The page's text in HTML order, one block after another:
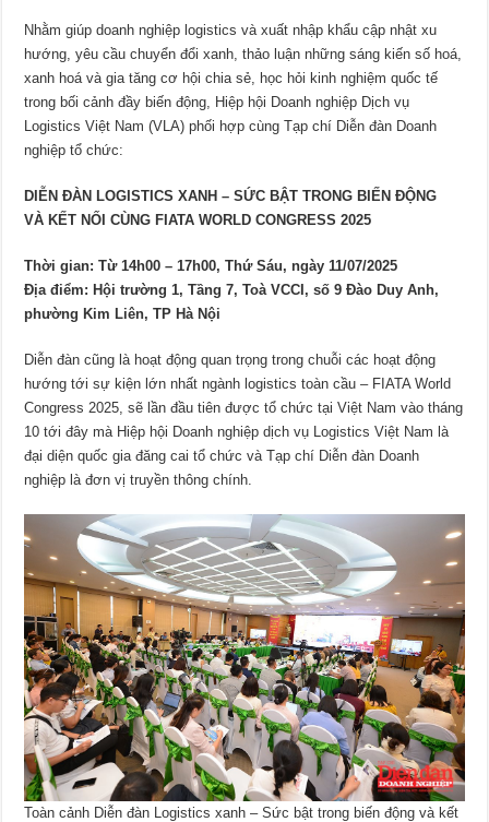
Nhằm giúp doanh nghiệp logistics và xuất nhập khẩu cập nhật xu
hướng, yêu cầu chuyển đổi xanh, thảo luận những sáng kiến số hoá,
xanh hoá và gia tăng cơ hội chia sẻ, học hỏi kinh nghiệm quốc tế
trong bối cảnh đầy biến động, Hiệp hội Doanh nghiệp Dịch vụ
Logistics Việt Nam (VLA) phối hợp cùng Tạp chí Diễn đàn Doanh
nghiệp tổ chức:
DIỄN ĐÀN LOGISTICS XANH – SỨC BẬT TRONG BIẾN ĐỘNG
VÀ KẾT NỐI CÙNG FIATA WORLD CONGRESS 2025
Thời gian: Từ 14h00 – 17h00, Thứ Sáu, ngày 11/07/2025
Địa điểm: Hội trường 1, Tầng 7, Toà VCCI, số 9 Đào Duy Anh,
phường Kim Liên, TP Hà Nội
Diễn đàn cũng là hoạt động quan trọng trong chuỗi các hoạt động
hướng tới sự kiện lớn nhất ngành logistics toàn cầu – FIATA World
Congress 2025, sẽ lần đầu tiên được tổ chức tại Việt Nam vào tháng
10 tới đây mà Hiệp hội Doanh nghiệp dịch vụ Logistics Việt Nam là
đại diện quốc gia đăng cai tổ chức và Tạp chí Diễn đàn Doanh
nghiệp là đơn vị truyền thông chính.
Toàn cảnh Diễn đàn Logistics xanh – Sức bật trong biến động và kết